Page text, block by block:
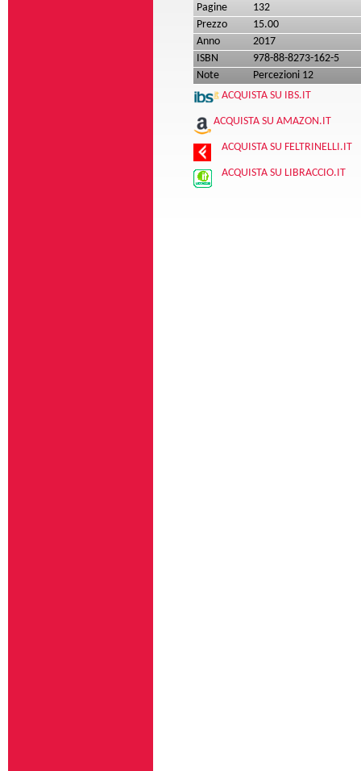
Pagine
132
Prezzo
15.00
Anno
2017
ISBN
978-88-8273-162-5
Note
Percezioni 12
ACQUISTA SU IBS.IT
ACQUISTA SU AMAZON.IT
ACQUISTA SU FELTRINELLI.IT
ACQUISTA SU LIBRACCIO.IT